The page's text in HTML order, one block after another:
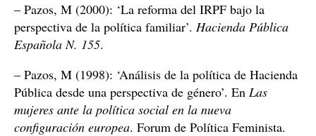
– Pazos, M (2000): ‘La reforma del IRPF bajo la
perspectiva de la política familiar’. Hacienda Pública
Española N. 155.
– Pazos, M (1998): ‘Análisis de la política de Hacienda
Pública desde una perspectiva de género’. En Las
mujeres ante la política social en la nueva
configuración europea. Forum de Política Feminista.